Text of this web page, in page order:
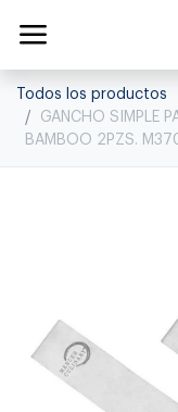
Todos los productos
GANCHO SIMPLE
BAMBOO 2PZS.